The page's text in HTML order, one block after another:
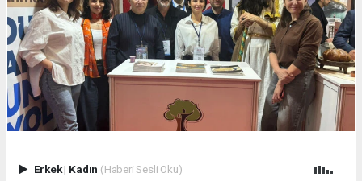
Erkek| Kadın (Haberi Sesli Oku)